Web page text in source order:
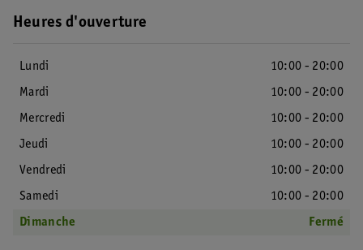
Heures d'ouverture
Lundi
10:00 - 20:00
Mardi
10:00 - 20:00
Mercredi
10:00 - 20:00
Jeudi
10:00 - 20:00
Vendredi
10:00 - 20:00
Samedi
10:00 - 20:00
Dimanche
Fermé